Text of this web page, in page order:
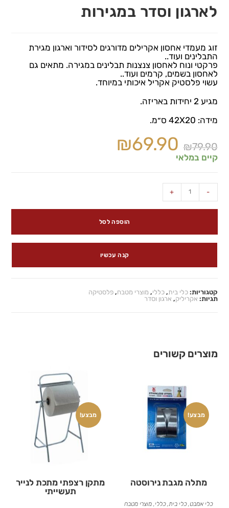
לארגון וסדר במגירות
זוג מעמדי אחסון אקרילים מדורגים לסידור וארגון מגירת
התבלינים ועוד..
פרקטי ונוח לאחסון צנצנות תבלינים במגירה. מתאים גם
לאחסון בשמים, קרמים ועוד..
עשוי פלסטיק אקריל איכותי במיוחד.
מגיע 2 יחידות באריזה.
מידה: 42X20 ס״מ.
₪79.90
₪69.90
קיים במלאי
-
+
הוספה לסל
קנה עכשיו
קטגוריות:כלי בית,כללי, מוצרי מטבח,פלסטיקה
תגיות: אקריליק, ארגון וסדר
מוצרים קשורים
מבצע!
מתלה מגבת נירוסטה
כלי אמבט ,כלי בית ,כללי מוצרי מטבח
מבצע!
מתקן רצפתי מתכת לנייר
תעשייתי